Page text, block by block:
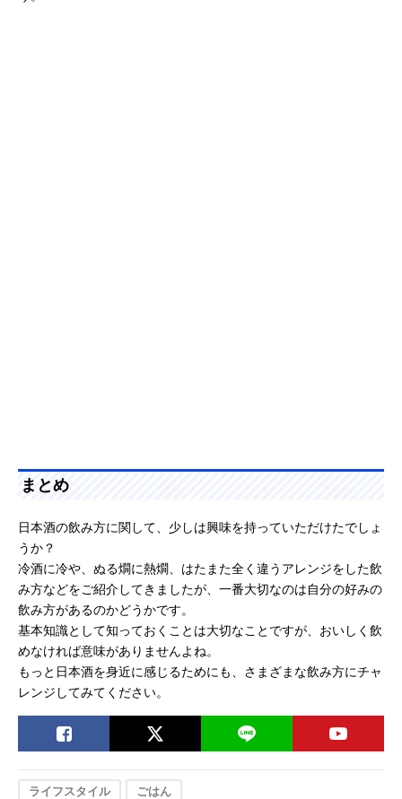
まとめ
日本酒の飲み方に関して、少しは興味を持っていただけたでしょ
うか？
冷酒に冷や、ぬる燗に熱燗、はたまた全く違うアレンジをした飲
み方などをご紹介してきましたが、一番大切なのは自分の好みの
飲み方があるのかどうかです。
基本知識として知っておくことは大切なことですが、おいしく飲
めなければ意味がありませんよね。
もっと日本酒を身近に感じるためにも、さまざまな飲み方にチャ
レンジしてみてください。
ライフスタイル ごはん